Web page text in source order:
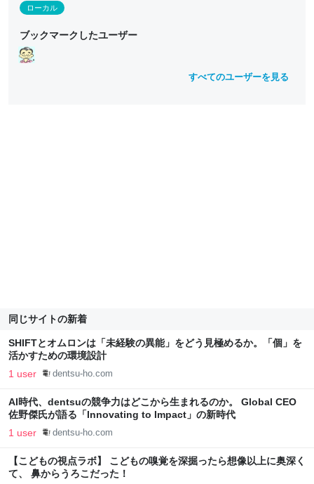
ローカル
ブックマークしたユーザー
すべてのユーザーを見る
同じサイトの新着
SHIFTとオムロンは「未経験の異能」をどう見極めるか。「個」を
活かすための環境設計
1 user dentsu-ho.com
AI時代、dentsuの競争力はどこから生まれるのか。 Global CEO
佐野傑氏が語る「Innovating to Impact」の新時代
1 user dentsu-ho.com
【こどもの視点ラボ】 こどもの嗅覚を深掘ったら想像以上に奥深く
て、 鼻からうろこだった！